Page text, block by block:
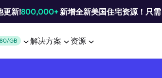
更新!800,000+新增全新美国住宅资源！只需
GB 解决方案 资源